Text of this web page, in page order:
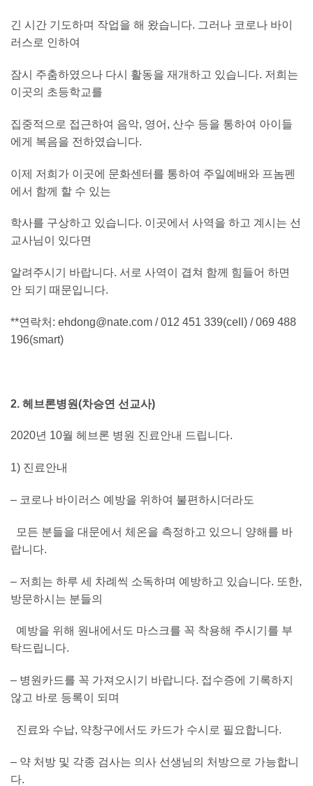
긴 시간 기도하며 작업을 해 왔습니다. 그러나 코로나 바이
러스로 인하여
잠시 주춤하였으나 다시 활동을 재개하고 있습니다. 저희는
이곳의 초등학교를
집중적으로 접근하여 음악, 영어, 산수 등을 통하여 아이들
에게 복음을 전하였습니다.
이제 저희가 이곳에 문화센터를 통하여 주일예배와 프놈펜
에서 함께 할 수 있는
학사를 구상하고 있습니다. 이곳에서 사역을 하고 계시는 선
교사님이 있다면
알려주시기 바랍니다. 서로 사역이 겹쳐 함께 힘들어 하면
안 되기 때문입니다.
**연락처: ehdong@nate.com / 012 451 339(cell) / 069 488
196(smart)
2. 헤브론병원(차승연 선교사)
2020년 10월 헤브론 병원 진료안내 드립니다.
1) 진료안내
– 코로나 바이러스 예방을 위하여 불편하시더라도
모든 분들을 대문에서 체온을 측정하고 있으니 양해를 바
랍니다.
– 저희는 하루 세 차례씩 소독하며 예방하고 있습니다. 또한,
방문하시는 분들의
예방을 위해 원내에서도 마스크를 꼭 착용해 주시기를 부
탁드립니다.
– 병원카드를 꼭 가져오시기 바랍니다. 접수증에 기록하지
않고 바로 등록이 되며
진료와 수납, 약창구에서도 카드가 수시로 필요합니다.
– 약 처방 및 각종 검사는 의사 선생님의 처방으로 가능합니
다.